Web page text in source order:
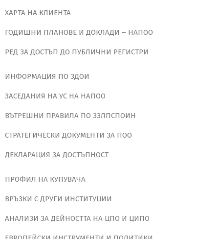
ХАРТА НА КЛИЕНТА
ГОДИШНИ ПЛАНОВЕ И ДОКЛАДИ – НАПОО
РЕД ЗА ДОСТЪП ДО ПУБЛИЧНИ РЕГИСТРИ
ИНФОРМАЦИЯ ПО ЗДОИ
ЗАСЕДАНИЯ НА УС НА НАПОО
ВЪТРЕШНИ ПРАВИЛА ПО ЗЗЛПСПОИН
СТРАТЕГИЧЕСКИ ДОКУМЕНТИ ЗА ПОО
ДЕКЛАРАЦИЯ ЗА ДОСТЪПНОСТ
ПРОФИЛ НА КУПУВАЧА
ВРЪЗКИ С ДРУГИ ИНСТИТУЦИИ
АНАЛИЗИ ЗА ДЕЙНОСТТА НА ЦПО И ЦИПО